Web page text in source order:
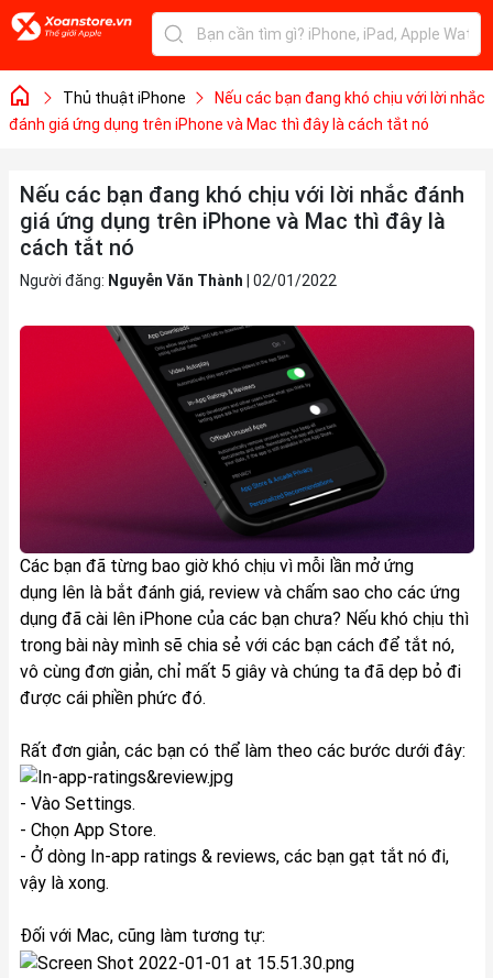
Thủ thuật iPhone
Nếu các bạn đang khó chịu với lời nhắc
đánh giá ứng dụng trên iPhone và Mac thì đây là cách tắt nó
Nếu các bạn đang khó chịu với lời nhắc đánh
giá ứng dụng trên iPhone và Mac thì đây là
cách tắt nó
Người đăng: Nguyễn Văn Thành 02/01/2022
Các bạn đã từng bao giờ khó chịu vì mỗi lần mở ứng
dụng lên là bắt đánh giá, review và chấm sao cho các ứng
dụng đã cài lên iPhone của các bạn chưa? Nếu khó chịu thì
trong bài này mình sẽ chia sẻ với các bạn cách để tắt nó,
vô cùng đơn giản, chỉ mất 5 giây và chúng ta đã dẹp bỏ đi
được cái phiền phức đó.
Rất đơn giản, các bạn có thể làm theo các bước dưới đây:
- Vào Settings.
- Chọn App Store.
- Ở dòng In-app ratings & reviews, các bạn gạt tắt nó đi,
vậy là xong.
Đối với Mac, cũng làm tương tự: